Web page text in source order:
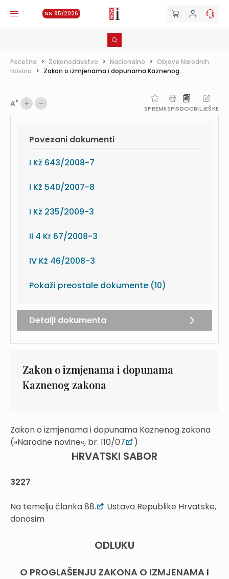
NN 85/2026
Početna > Zakonodavstvo > Nacionalno > Objave Narodnih
novina > Zakon o izmjenama i dopunama Kaznenog...
AA
SPREMIISPISDOCBILJEŠKE
Povezani dokumenti
I Kž 643/2008-7
I Kž 540/2007-8
I Kž 235/2009-3
II 4 Kr 67/2008-3
IV Kž 46/2008-3
Pokaži preostale dokumente (10)
Detalji dokumenta
Zakon o izmjenama i dopunama
Kaznenog zakona
Zakon o izmjenama i dopunama Kaznenog zakona
(»Narodne novine«, br. 110/07
)
HRVATSKI SABOR
3227
Na temelju članka 88.
Ustava Republike Hrvatske,
donosim
ODLUKU
O PROGLAŠENJU ZAKONA O IZMJENAMA I